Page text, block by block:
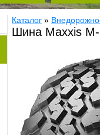
Каталог »
Шина Maxxis